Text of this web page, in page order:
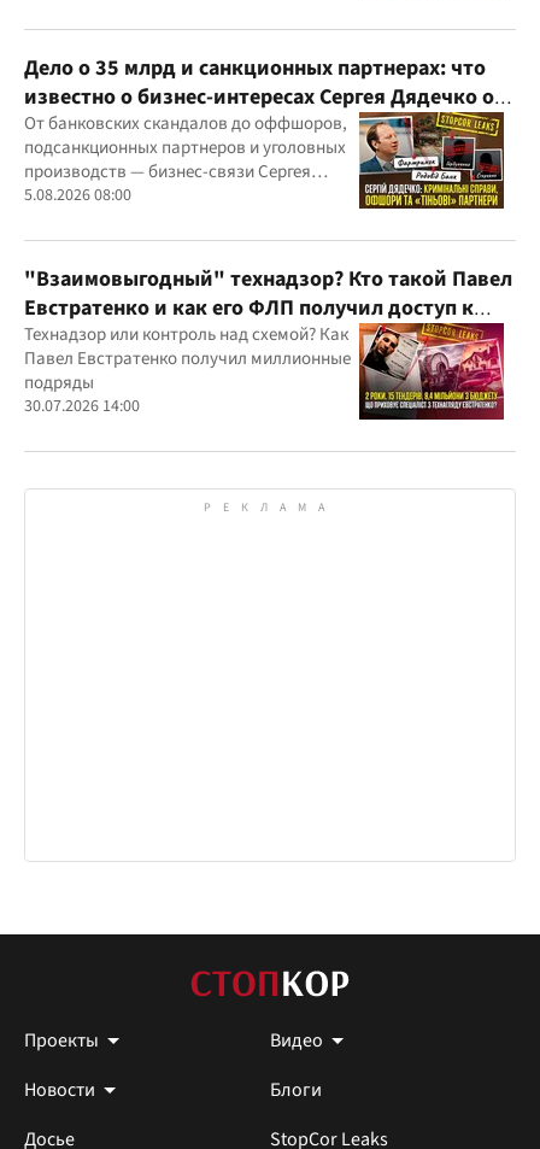
Дело о 35 млрд и санкционных партнерах: что
известно о бизнес-интересах Сергея Дядечко от
"Родовид Банка" до "ФАРМАСЕЛ"
От банковских скандалов до оффшоров,
подсанкционных партнеров и уголовных
производств — бизнес-связи Сергея
Дядечко до сих пор простираются через
юрисдикций
5.08.2026 08:00
"Взаимовыгодный" технадзор? Кто такой Павел
Евстратенко и как его ФЛП получил доступ к
бюджетным миллионам?
Технадзор или контроль над схемой? Как
Павел Евстратенко получил миллионные
подряды
30.07.2026 14:00
Проекты
Видео
Новости
Блоги
Досье
StopCor Leaks